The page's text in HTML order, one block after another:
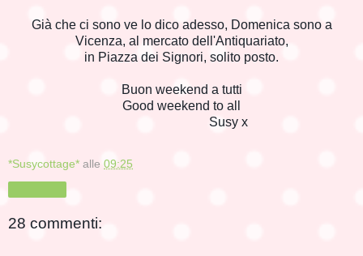
Già che ci sono ve lo dico adesso, Domenica sono a
Vicenza, al mercato dell'Antiquariato,
in Piazza dei Signori, solito posto.
Buon weekend a tutti
Good weekend to all
Susy x
*Susycottage* alle 09:25
28 commenti: